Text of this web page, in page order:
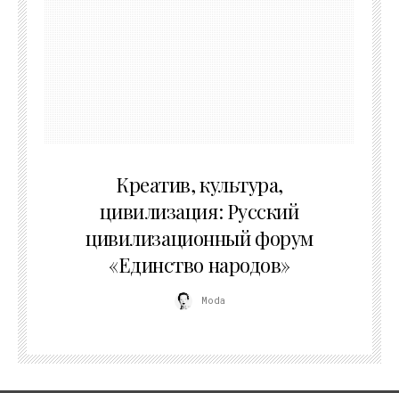
Креатив, культура,
цивилизация: Русский
цивилизационный форум
«Единство народов»
Moda